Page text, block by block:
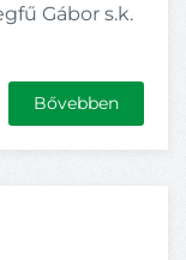
Gábor s.k.
Bővebben